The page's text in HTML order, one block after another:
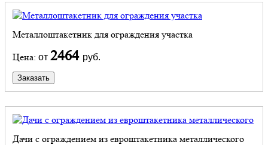
Металлоштакетник для ограждения участка
Цена: от 2464 руб.
Заказать
Дачи с ограждением из евроштакетника металлического